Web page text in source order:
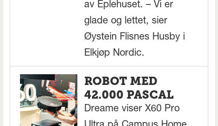
av Eplehuset. – Vi er
glade og lettet, sier
Øystein Flisnes Husby i
Elkjøp Nordic.
ROBOT MED
42.000 PASCAL
Dreame viser X60 Pro